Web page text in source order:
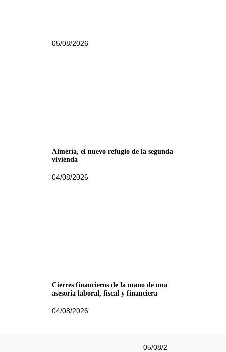
05/08/2026
Almería, el nuevo refugio de la segunda
vivienda
04/08/2026
Cierres financieros de la mano de una
asesoría laboral, fiscal y financiera
04/08/2026
05/08/2